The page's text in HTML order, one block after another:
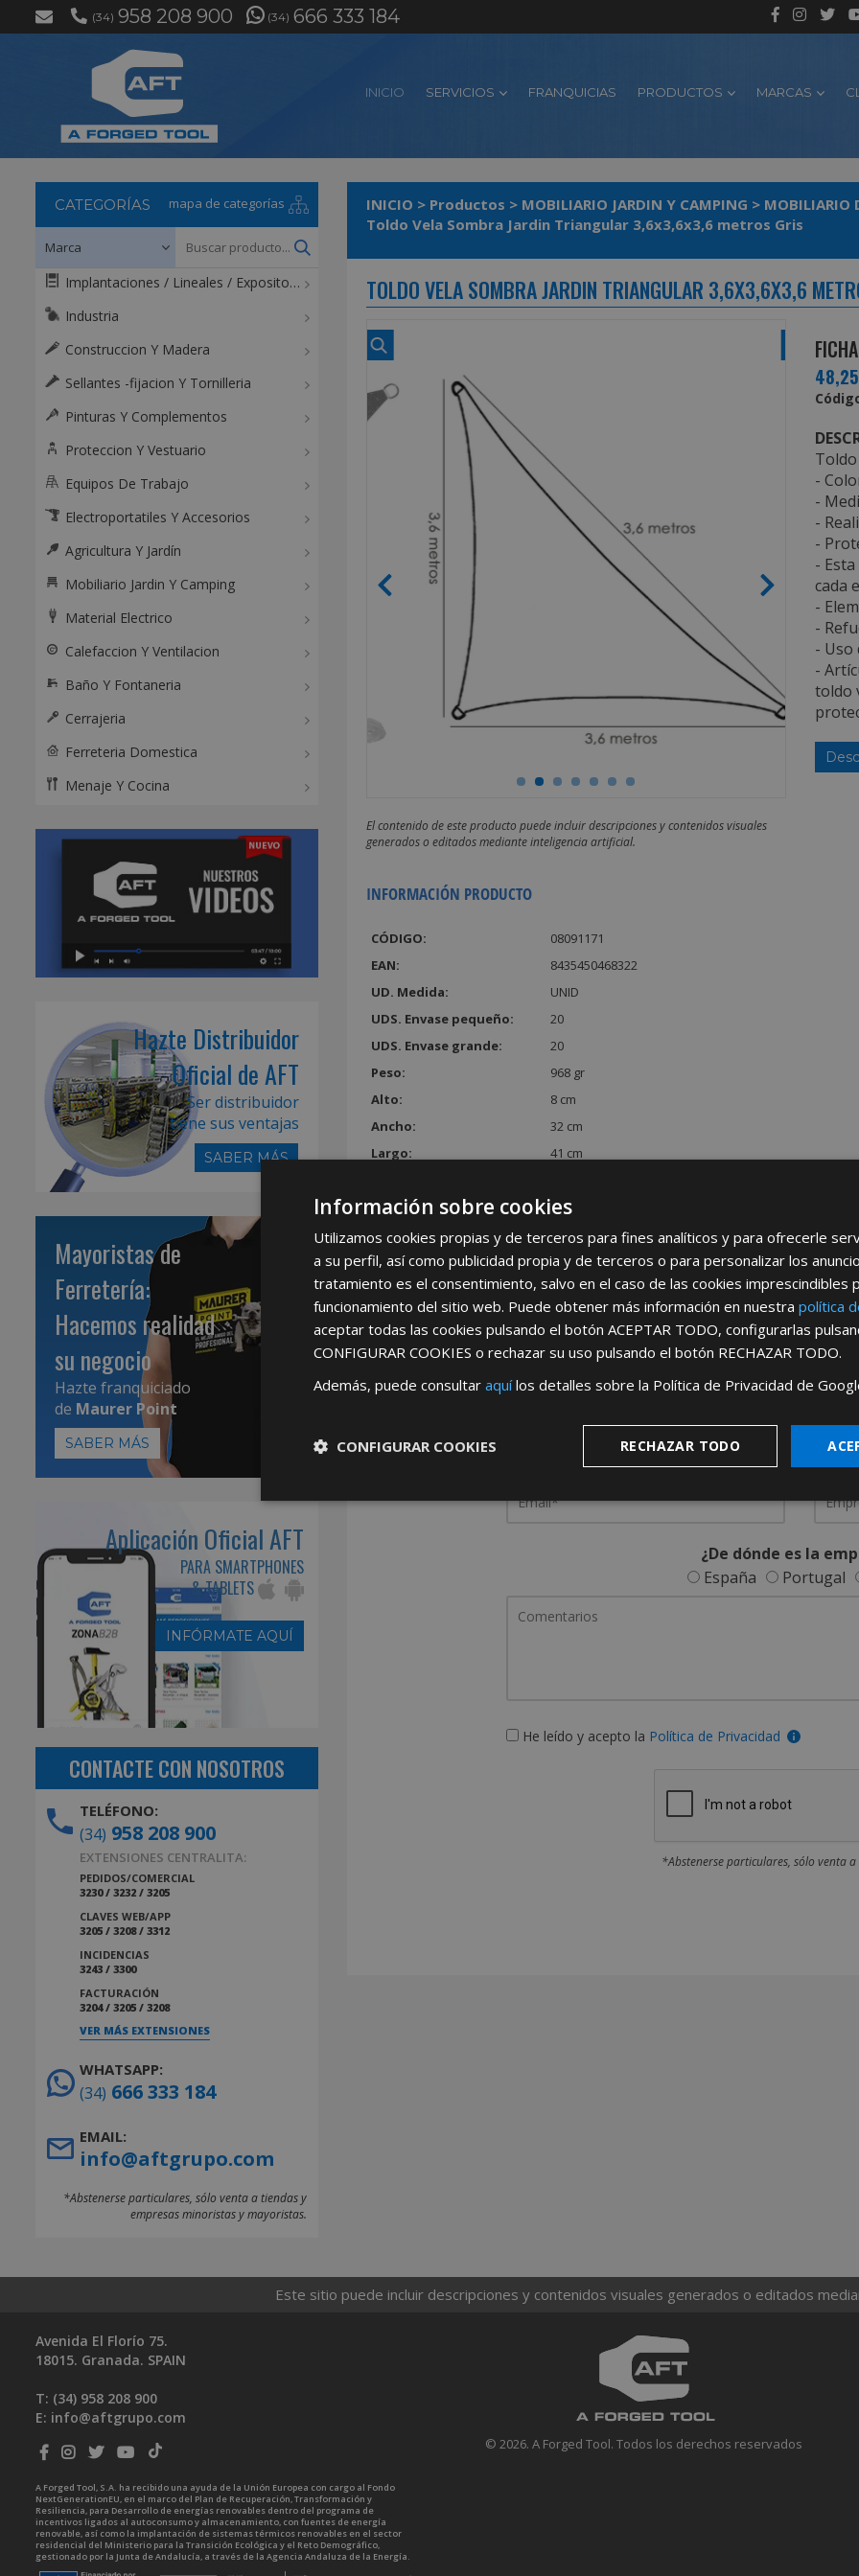
(34) 958 208 900 (34) 666 333 184
INICIO SERVICIOS FRANQUICIAS PRODUCTOS MARCAS
INICIO > Productos > MOBILIARIO JARDIN Y CAMPING > MOBILIARIO
Toldo Vela Sombra Jardin Triangular 3,6x3,6x3,6 metros Gris
TOLDO VELA SOMBRA JARDIN TRIANGULAR 3,6X3,6X3,6
El contenido de este producto puede incluir descripciones y contenidos visuales
generados o editados mediante inteligencia artificial.
INFORMACIÓN PRODUCTO
CÓDIGO:
08091171
EAN:
8435450468322
UD. Medida:
UNID
UDS. Envase pequeño:
20
UDS. Envase grande:
20
Peso:
968 gr
Alto:
8 cm
Ancho:
32 cm
Largo:
41 cm
-
-
-
-
-
cada
-
-
- Uso
-
toldo
REGÍSTRATE PARA HACERTE
Desdeaquípodrá ver todas las
Rellene este formulario y nos pondremos en contacto
¿De dónde es la
España
Portugal
He leído y acepto la Política de Privacidad
*Abstenerse particulares, sólo venta
CATEGORÍAS mapa de categorías
Implantaciones / Lineales / Expositores / Mostradores
Industria
Construccion Y Madera
Sellantes -fijacion Y Tornilleria
Pinturas Y Complementos
Proteccion Y Vestuario
Equipos De Trabajo
Electroportatiles Y Accesorios
Agricultura Y Jardín
Mobiliario Jardin Y Camping
Material Electrico
Calefaccion Y Ventilacion
Baño Y Fontaneria
Cerrajeria
Ferreteria Domestica
Menaje Y Cocina
Hazte Distribuidor
Oficial de AFT
Ser distribuidor
tiene sus ventajas
SABER MÁS
Mayoristas de
Ferretería:
Hacemos realidad
su negocio
Hazte franquiciado
de Maurer Point
SABER MÁS
Aplicación Oficial AFT
PARA SMARTPHONES
& TABLETS
INFÓRMATE AQUÍ
CONTACTE CON NOSOTROS
TELÉFONO:
(34) 958 208 900
EXTENSIONES CENTRALITA:
PEDIDOS/COMERCIAL
3230 / 3232 / 3205
CLAVES WEB/APP
3205 / 3208 / 3312
INCIDENCIAS
3243 / 3300
FACTURACIÓN
3204 / 3205 / 3208
VER MÁS EXTENSIONES
WHATSAPP:
(34) 666 333 184
EMAIL:
info@aftgrupo.com
*Abstenerse particulares, sólo venta a tiendas y
empresas minoristas y mayoristas.
Este sitio puede incluir descripciones y contenidos visuales generados o editados
© 2026. A Forged Tool. Todos los derechos reservados
Avenida El Florío 75.
18015. Granada. SPAIN
T: (34) 958 208 900
E: info@aftgrupo.com
A Forged Tool, S.A. ha recibido una ayuda de la Unión Europea con cargo al Fondo
NextGenerationEU, en el marco del Plan de Recuperación, Transformación y
Resiliencia, para Desarrollo de energías renovables dentro del programa de
incentivos ligados al autoconsumo y almacenamiento, con fuentes de energía
renovable, así como la implantación de sistemas térmicos renovables en el sector
residencial del Ministerio para la Transición Ecológica y el Reto Demográfico,
gestionado por la Junta de Andalucía, a través de la Agencia Andaluza de la Energía.
Información sobre cookies
Utilizamos cookies propias y de terceros para fines analíticos y para ofrecerle
a su perfil, así como publicidad propia y de terceros o para personalizar los
tratamiento es el consentimiento, salvo en el caso de las cookies imprescindibles
funcionamiento del sitio web. Puede obtener más información en nuestra política
aceptar todas las cookies pulsando el botón ACEPTAR TODO, configurarlas
CONFIGURAR COOKIES o rechazar su uso pulsando el botón RECHAZAR TODO.
Además, puede consultar aquílos detalles sobre la Política de Privacidad de
RECHAZAR TODO
CONFIGURAR COOKIES